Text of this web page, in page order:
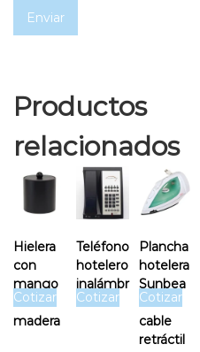
Productos
relacionados
Hielera
con
mango
de
madera
Cotizar
Teléfono
hotelero
inalámbr
ico
Cotizar
Plancha
hotelera
Sunbea
m de
cable
retráctil
Cotizar